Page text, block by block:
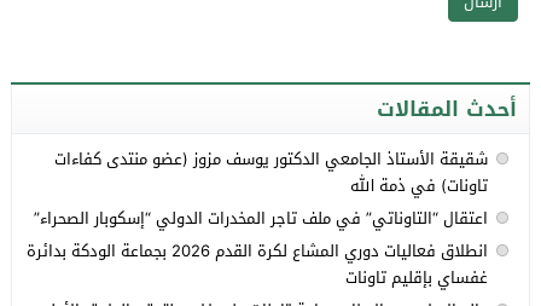
أحدث المقالات
شقيقة الأستاذ الجامعي الدكتور يوسف مزوز (عضو منتدى كفاءات
تاونات) في ذمة الله
اعتقال “التاوناتي” في ملف تاجر المخدرات الدولي “إسكوبار الصحراء”
انطلاق فعاليات دوري المشاع لكرة القدم 2026 بجماعة الودكة بدائرة
غفساي بإقليم تاونات